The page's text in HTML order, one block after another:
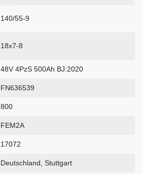
140/55-9
18x7-8
48V 4PzS 500Ah BJ:2020
FN636539
800
FEM2A
17072
Deutschland, Stuttgart